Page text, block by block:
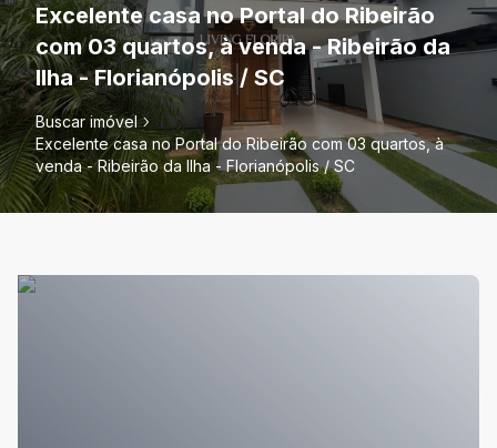
Excelente casa no Portal do Ribeirão
com 03 quartos, à venda - Ribeirão da
Ilha - Florianópolis / SC
Buscar imóvel
Excelente casa no Portal do Ribeirão com 03 quartos, à
venda - Ribeirão da Ilha - Florianópolis / SC